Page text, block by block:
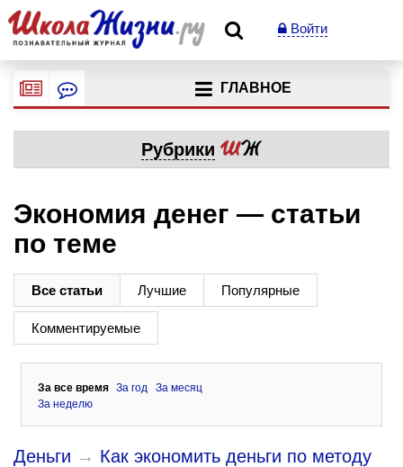
Войти
ГЛАВНОЕ
Рубрики
Экономия денег — статьи
по теме
Все статьи Лучшие Популярные
Комментируемые
За все время За год
За месяц
За неделю
Деньги → Как экономить деньги по методу